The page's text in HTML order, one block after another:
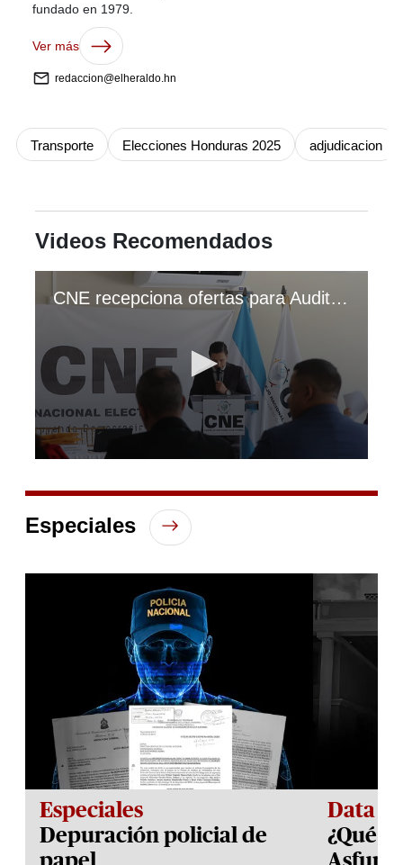
fundado en 1979.
Ver más
redaccion@elheraldo.hn
Transporte Elecciones Honduras 2025 adjudicacion
Videos Recomendados
CNE recepciona ofertas para Auditoría Electoral
of
seconds
Especiales
Especiales
Depuración policial de
Data
¿Qué